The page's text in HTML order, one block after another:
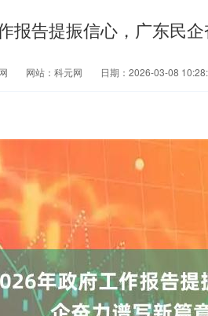
报告提振信心，广东民
网站：科元网 日期：2026-03-08